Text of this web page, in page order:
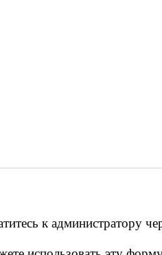
к администратору